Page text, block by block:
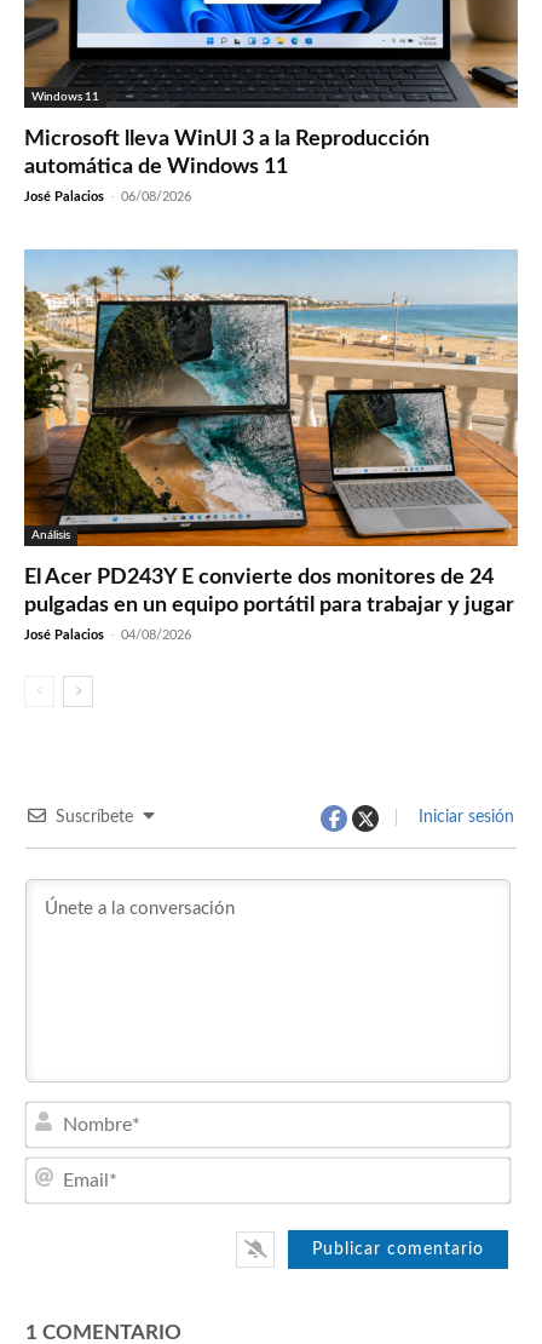
Windows 11
Microsoft lleva WinUI 3 a la Reproducción
automática de Windows 11
José Palacios - 06/08/2026
Análisis
El Acer PD243Y E convierte dos monitores de 24
pulgadas en un equipo portátil para trabajar y jugar
José Palacios - 04/08/2026
Suscríbete Iniciar sesión
1 COMENTARIO